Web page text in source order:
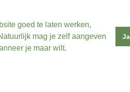
goed te laten werken,
mag je zelf aangeven
je maar wilt.